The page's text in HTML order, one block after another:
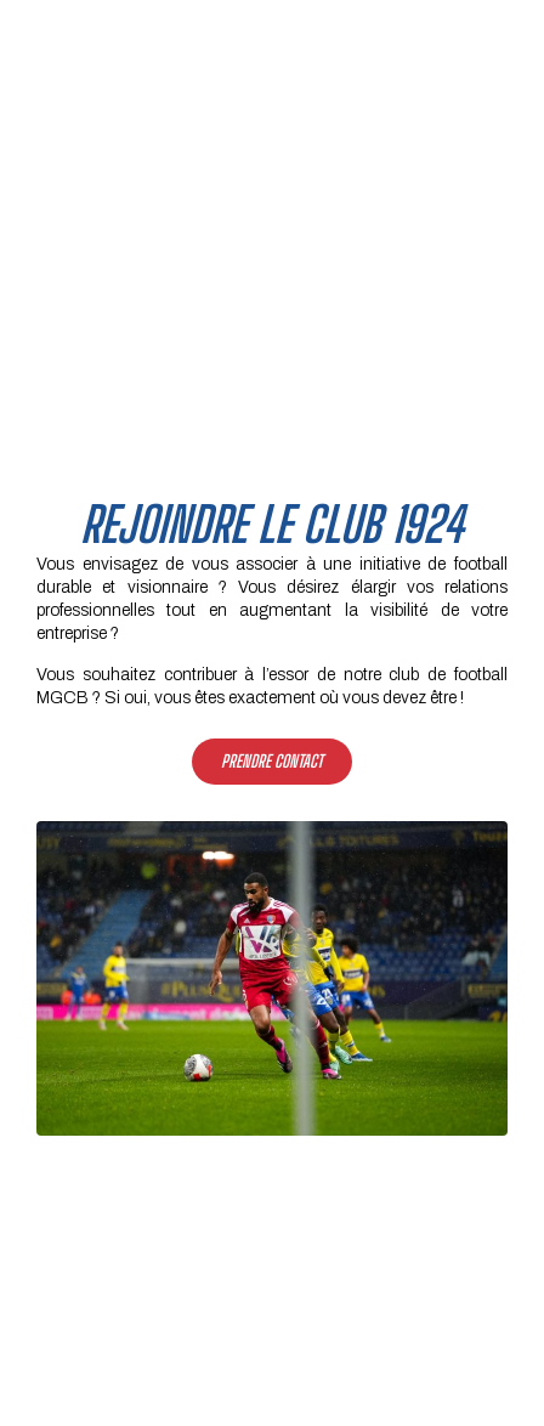
REJOINDRE LE CLUB 1924
Vous envisagez de vous associer à une initiative de football
durable et visionnaire ? Vous désirez élargir vos relations
professionnelles tout en augmentant la visibilité de votre
entreprise ?
Vous souhaitez contribuer à l’essor de notre club de football
MGCB ? Si oui, vous êtes exactement où vous devez être !
PRENDRE CONTACT